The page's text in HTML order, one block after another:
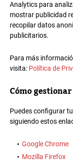
Analytics para
mostrar publicidad
recopilar datos
publicitarios.
Para más
visita: Política de
Cómo
Puedes configurar
siguiendo estos
Google Chrome
Mozilla Firefox